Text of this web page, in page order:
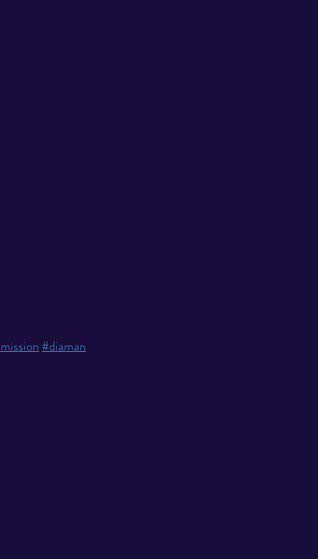
#diaman